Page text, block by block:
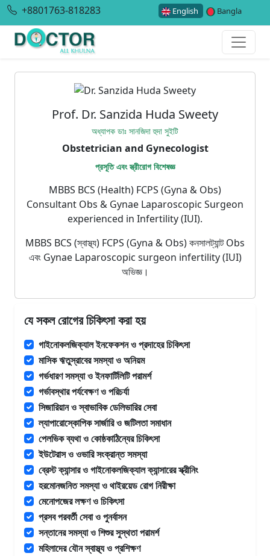
+8801763-818283 English Bangla
Prof. Dr. Sanzida Huda Sweety
অধ্যাপক ডাঃ সানজিদা হুদা সুইটি
Obstetrician and Gynecologist
প্রসূতি এবং স্ত্রীরোগ বিশেষজ্ঞ
MBBS BCS (Health) FCPS (Gyna & Obs)
Consultant Obs & Gynae Laparoscopic Surgeon
experienced in Infertility (IUI).
MBBS BCS (স্বাস্থ্য) FCPS (Gyna & Obs) কনসালট্যান্ট Obs
এবং Gynae Laparoscopic surgeon infertility (IUI)
অভিজ্ঞ।
যে সকল রোগের চিকিৎসা করা হয়
গাইনোকলজিক্যাল ইনফেকশন ও প্রদাহের চিকিৎসা
মাসিক ঋতুস্রাবের সমস্যা ও অনিয়ম
গর্ভধারণ সমস্যা ও ইনফার্টিলিটি পরামর্শ
গর্ভাবস্থার পর্যবেক্ষণ ও পরিচর্যা
সিজারিয়ান ও স্বাভাবিক ডেলিভারির সেবা
ল্যাপারোস্কোপিক সার্জারি ও জটিলতা সমাধান
পেলভিক ব্যথা ও কোষ্ঠকাঠিন্যের চিকিৎসা
ইউটেরাস ও ওভারি সংক্রান্ত সমস্যা
ব্রেস্ট ক্যান্সার ও গাইনোকলজিক্যাল ক্যান্সারের স্ক্রীনিং
হরমোনজনিত সমস্যা ও থাইরয়েড রোগ নিরীক্ষা
মেনোপজের লক্ষণ ও চিকিৎসা
প্রসব পরবর্তী সেবা ও পুনর্বাসন
সন্তানের সমস্যা ও শিশুর সুস্থতা পরামর্শ
মহিলাদের যৌন স্বাস্থ্য ও প্রশিক্ষণ